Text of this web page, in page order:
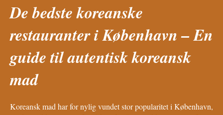
De bedste koreanske
restauranter i København – En
guide til autentisk koreansk
mad
Koreansk mad har for nylig vundet stor popularitet i København,